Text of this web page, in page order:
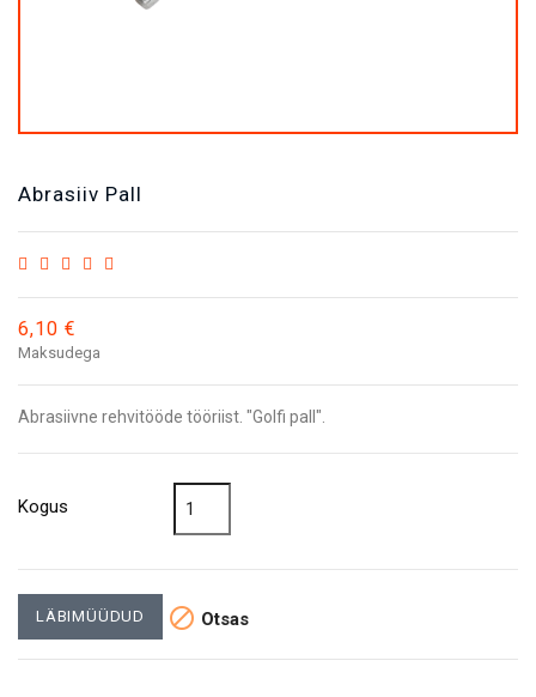
Abrasiiv Pall
6,10 €
Maksudega
Abrasiivne rehvitööde tööriist. "Golfi pall".
Kogus
LÄBIMÜÜDUD  Otsas